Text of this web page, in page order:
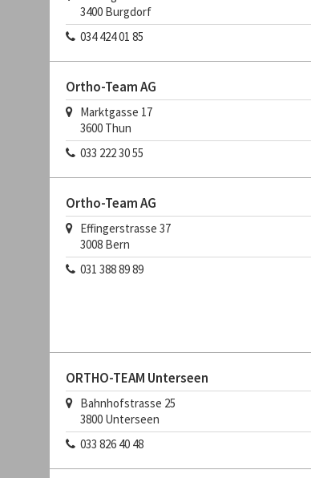
3400 Burgdorf
034 424 01 85
Ortho-Team AG
Marktgasse 17
3600 Thun
033 222 30 55
Ortho-Team AG
Effingerstrasse 37
3008 Bern
031 388 89 89
ORTHO-TEAM Unterseen
Bahnhofstrasse 25
3800 Unterseen
033 826 40 48